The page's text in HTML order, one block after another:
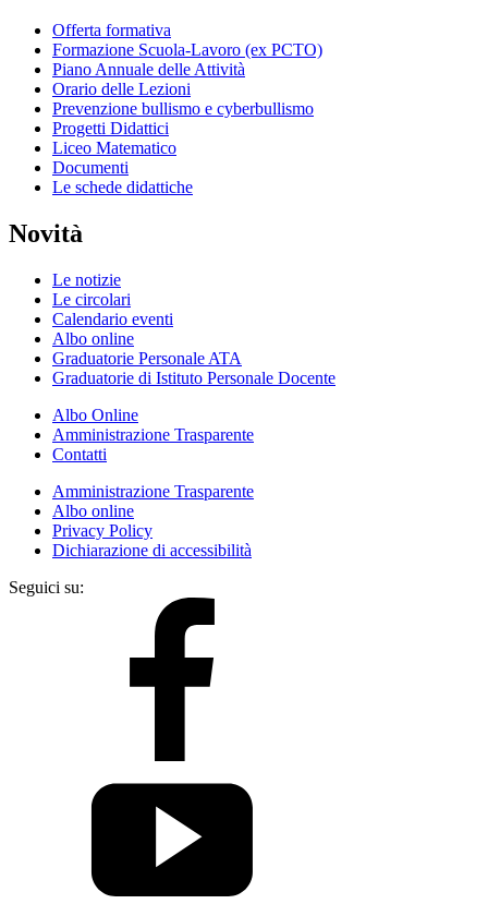
Offerta formativa
Formazione Scuola-Lavoro (ex PCTO)
Piano Annuale delle Attività
Orario delle Lezioni
Prevenzione bullismo e cyberbullismo
Progetti Didattici
Liceo Matematico
Documenti
Le schede didattiche
Novità
Le notizie
Le circolari
Calendario eventi
Albo online
Graduatorie Personale ATA
Graduatorie di Istituto Personale Docente
Albo Online
Amministrazione Trasparente
Contatti
Amministrazione Trasparente
Albo online
Privacy Policy
Dichiarazione di accessibilità
Seguici su: